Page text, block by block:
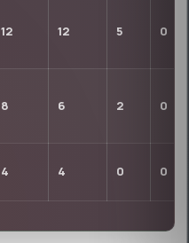
12 12 5 0
8 6 2 0
4 4 0 0